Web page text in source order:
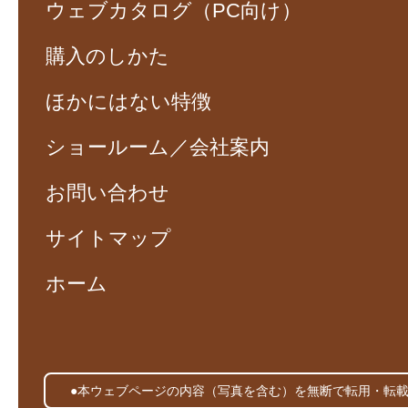
ウェブカタログ（PC向け）
購入のしかた
ほかにはない特徴
ショールーム／会社案内
お問い合わせ
サイトマップ
ホーム
●本ウェブページの内容（写真を含む）を無断で転用・転